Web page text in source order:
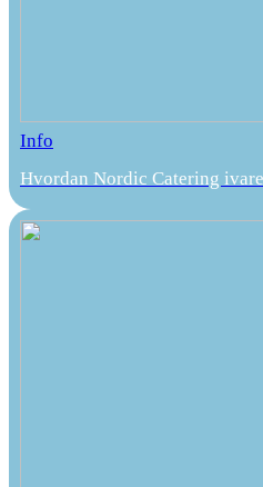
Info
Hvordan Nordic Catering